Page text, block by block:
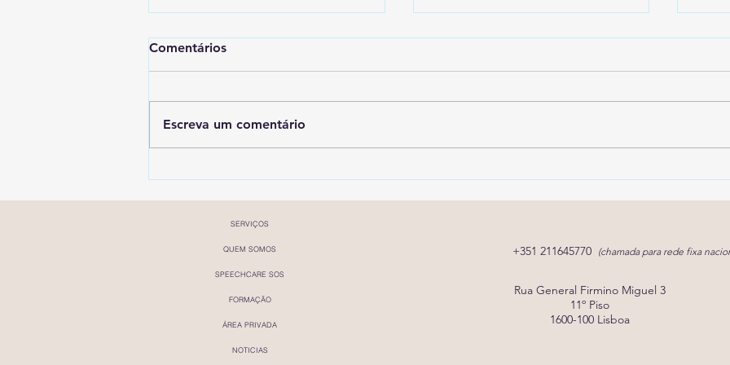
Comentários
Escreva um comentário
SERVIÇOS
QUEM SOMOS
SPEECHCARE SOS
FORMAÇÃO
ÁREA PRIVADA
NOTICIAS
+351 211645770 (chamada para rede fixa
Rua General Firmino Miguel 3
11º Piso
1600-100 Lisboa